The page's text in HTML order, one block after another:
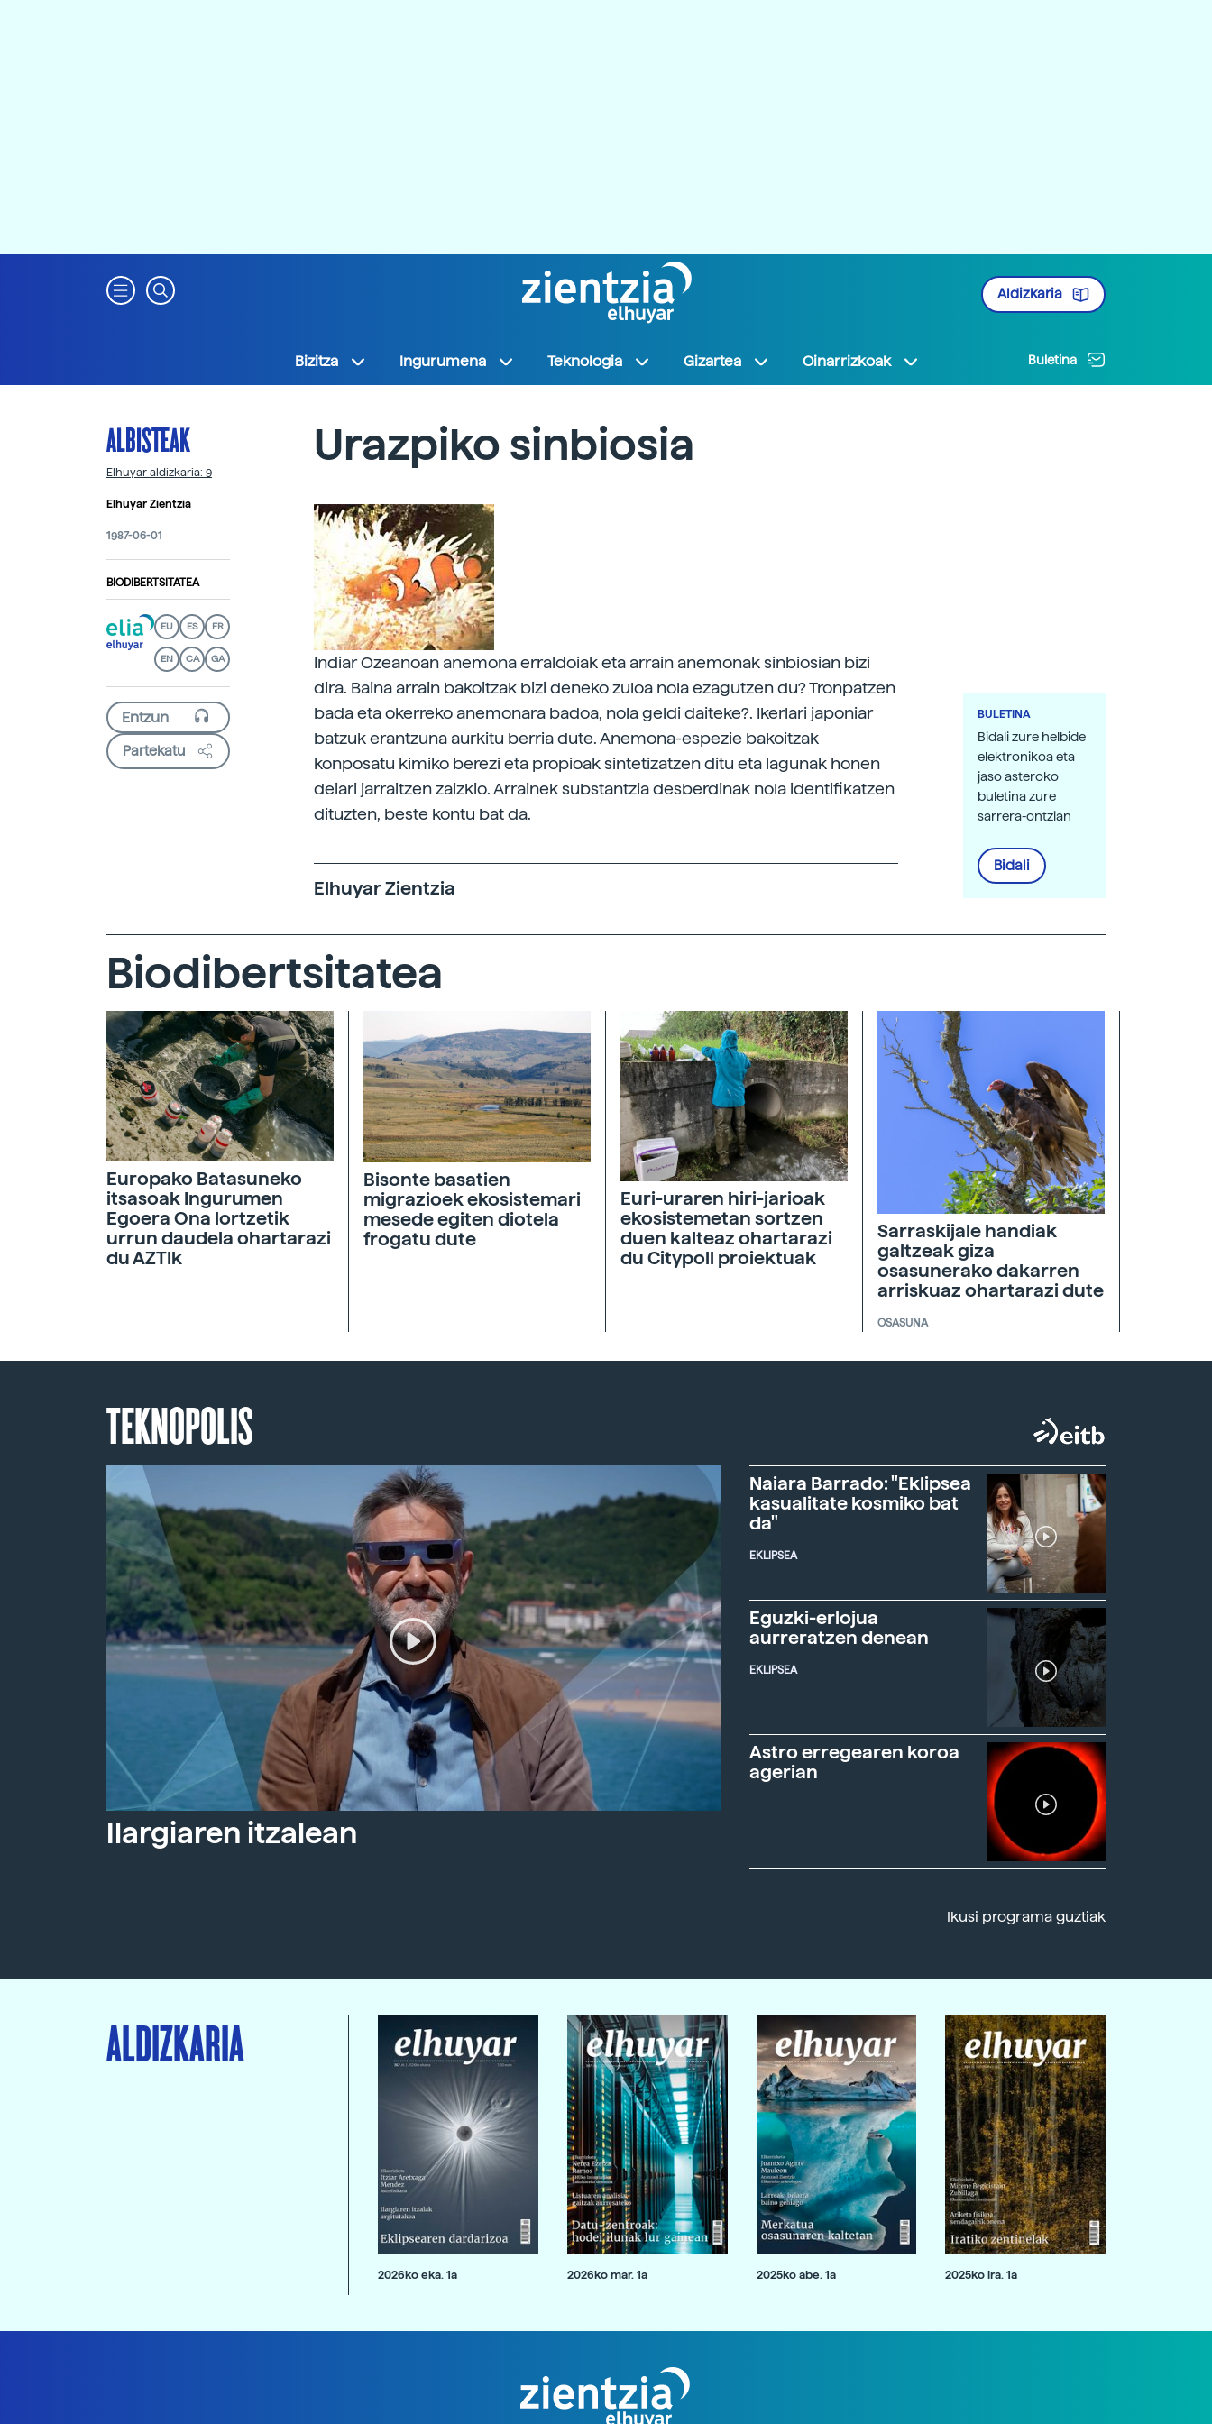
Aldizkaria
Bizitza Ingurumena Teknologia Gizartea Oinarrizkoak Buletina
ALBISTEAK
Elhuyar aldizkaria: 9
Elhuyar Zientzia
1987-06-01
BIODIBERTSITATEA
EU ES FR
EN CA GA
Partekatu
Urazpiko sinbiosia
Indiar Ozeanoan anemona erraldoiak eta arrain anemonak sinbiosian bizi
dira. Baina arrain bakoitzak bizi deneko zuloa nola ezagutzen du? Tronpatzen
bada eta okerreko anemonara badoa, nola geldi daiteke?. Ikerlari japoniar
batzuk erantzuna aurkitu berria dute. Anemona-espezie bakoitzak
konposatu kimiko berezi eta propioak sintetizatzen ditu eta lagunak honen
deiari jarraitzen zaizkio. Arrainek substantzia desberdinak nola identifikatzen
dituzten, beste kontu bat da.
Elhuyar Zientzia
BULETINA
Bidali zure helbide
elektronikoa eta
jaso asteroko
buletina zure
sarrera-ontzian
Bidali
Biodibertsitatea
Europako Batasuneko
itsasoak Ingurumen
Egoera Ona lortzetik
urrun daudela ohartarazi
du AZTIk
Bisonte basatien
migrazioek ekosistemari
mesede egiten diotela
frogatu dute
Euri-uraren hiri-jarioak
ekosistemetan sortzen
duen kalteaz ohartarazi
du Citypoll proiektuak
Sarraskijale handiak
galtzeak giza
osasunerako dakarren
arriskuaz ohartarazi dute
OSASUNA
TEKNOPOLIS
Ilargiaren itzalean
Naiara Barrado: "Eklipsea
kasualitate kosmiko bat
da"
EKLIPSEA
Eguzki-erlojua
aurreratzen denean
EKLIPSEA
Astro erregearen koroa
agerian
Ikusi programa guztiak
ALDIZKARIA
2026ko eka. 1a 2026ko mar. 1a 2025ko abe. 1a 2025ko ira. 1a